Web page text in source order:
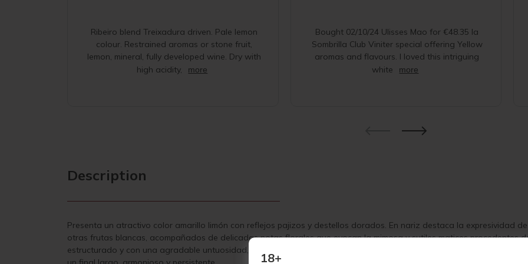
18+
Ribeiro blend Treixadura driven. Pale lemon
colour. Restrained aromas or stone fruit,
lemon, mineral, fully developed wine. Dry with
high acidity,
more
Bought 02/10/24 Ulisses Mao for €48.35 la
Sombrilla Club Viniter special offering Yellow
aromas and flavours. I loved this intriguing
white
more
Description
Presenta un atractivo color amarillo limón con reflejos pajizos y destellos dorados. En nariz destaca la expresividad
otras frutas blancas, acompañados de delicadas notas florales que evocan la mimosa y sutiles matices procedentes
estructurado y con una agradable untuosidad, reflejando claramente su carácter atlántico. La frescura y la